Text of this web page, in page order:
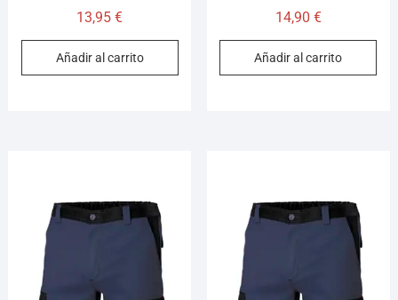
13,95€
Añadir al carrito
14,90 €
Añadir al carrito